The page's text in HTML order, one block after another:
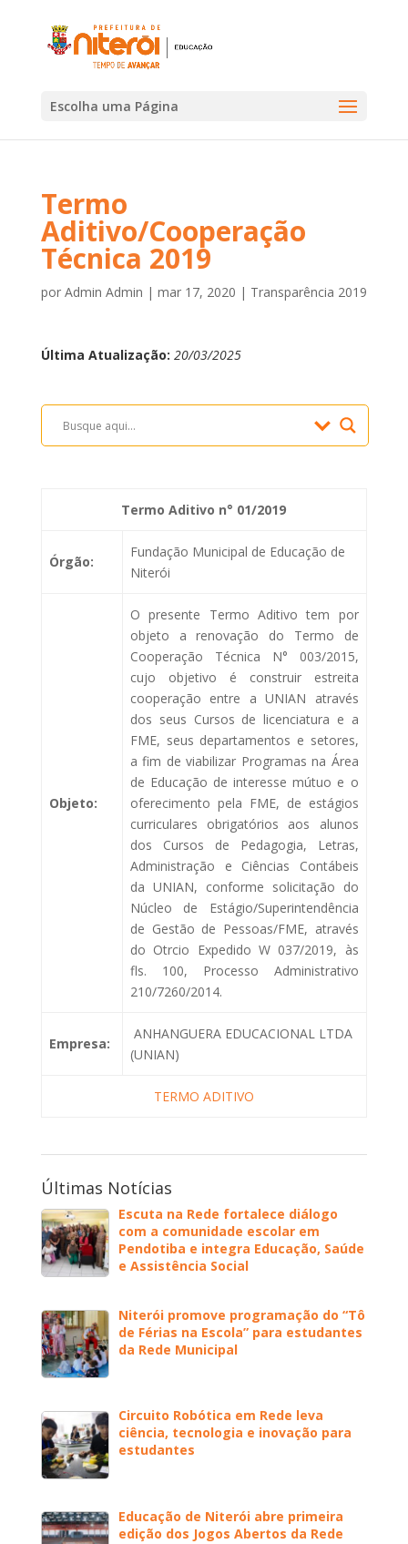
Escolha uma Página
Termo
Aditivo/Cooperação
Técnica 2019
por Admin Admin | mar 17, 2020 | Transparência 2019
Última Atualização: 20/03/2025
Termo Aditivo n° 01/2019
Órgão:
Fundação Municipal de Educação de
Niterói
Objeto:
O presente Termo Aditivo tem por
objeto a renovação do Termo de
Cooperação Técnica N° 003/2015,
cujo objetivo é construir estreita
cooperação entre a UNIAN através
dos seus Cursos de licenciatura e a
FME, seus departamentos e setores,
a fim de viabilizar Programas na Área
de Educação de interesse mútuo e o
oferecimento pela FME, de estágios
curriculares obrigatórios aos alunos
dos Cursos de Pedagogia, Letras,
Administração e Ciências Contábeis
da UNIAN, conforme solicitação do
Núcleo de Estágio/Superintendência
de Gestão de Pessoas/FME, através
do Otrcio Expedido W 037/2019, às
fls. 100, Processo Administrativo
210/7260/2014.
Empresa:
ANHANGUERA EDUCACIONAL LTDA
(UNIAN)
TERMO ADITIVO
Últimas Notícias
Escuta na Rede fortalece diálogo
com a comunidade escolar em
Pendotiba e integra Educação, Saúde
e Assistência Social
Niterói promove programação do “Tô
de Férias na Escola” para estudantes
da Rede Municipal
Circuito Robótica em Rede leva
ciência, tecnologia e inovação para
estudantes
Educação de Niterói abre primeira
edição dos Jogos Abertos da Rede